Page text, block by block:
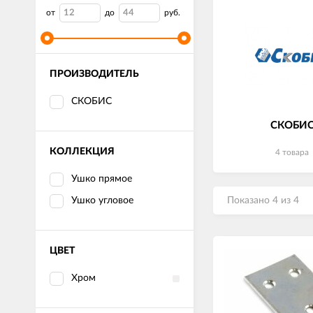
от до руб.
ПРОИЗВОДИТЕЛЬ
СКОБИС
КОЛЛЕКЦИЯ
Ушко прямое
Ушко угловое
ЦВЕТ
Хром
4 товара
Показано 4 из 4